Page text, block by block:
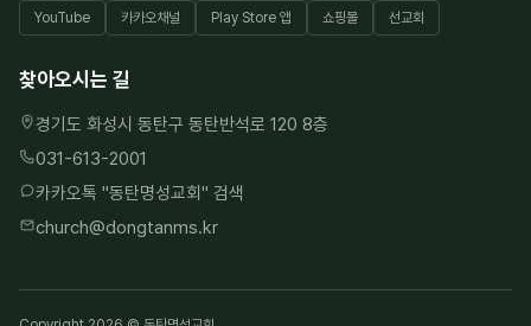
YouTube 카카오채널 Play Store 앱 쇼핑몰 선교회
찾아오시는 길
경기도 화성시 동탄구 동탄반석로 120 8층
031-613-2001
카카오톡 "동탄명성교회" 검색
church@dongtanms.kr